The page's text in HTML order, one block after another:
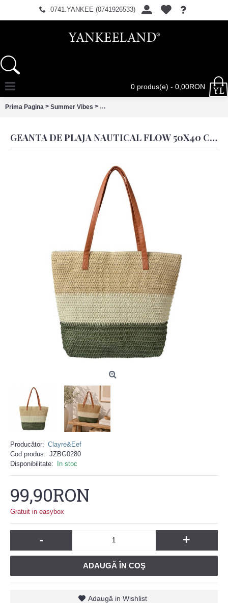
0741.YANKEE (0741926533)
0 produs(e) - 0,00RON
Prima Pagina > Summer Vibes > Geanta de plaja Nautical Flow 50x40 cm,
GEANTA DE PLAJA NAUTICAL FLOW 50X40 CM, CLAYRE & EEF
Producător: Clayre&Eef
Cod produs: JZBG0280
Disponibilitate:
In stoc
99,90RON
Gratuit in easybox
- +
ADAUGĂ ÎN COŞ
Adaugă in Wishlist